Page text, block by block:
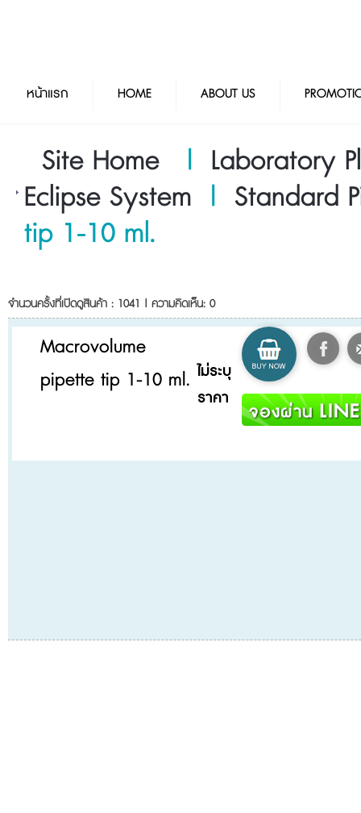
หน้าแรก HOME ABOUT US
Site Home | Laboratory
Eclipse System | Standard
tip 1-10 ml.
จำนวนครั้งที่เปิดดูสินค้า : 1041 | ความคิดเห็น: 0
Macrovolume
pipette tip 1-10 ml. ไม่ระบุ
ราคา